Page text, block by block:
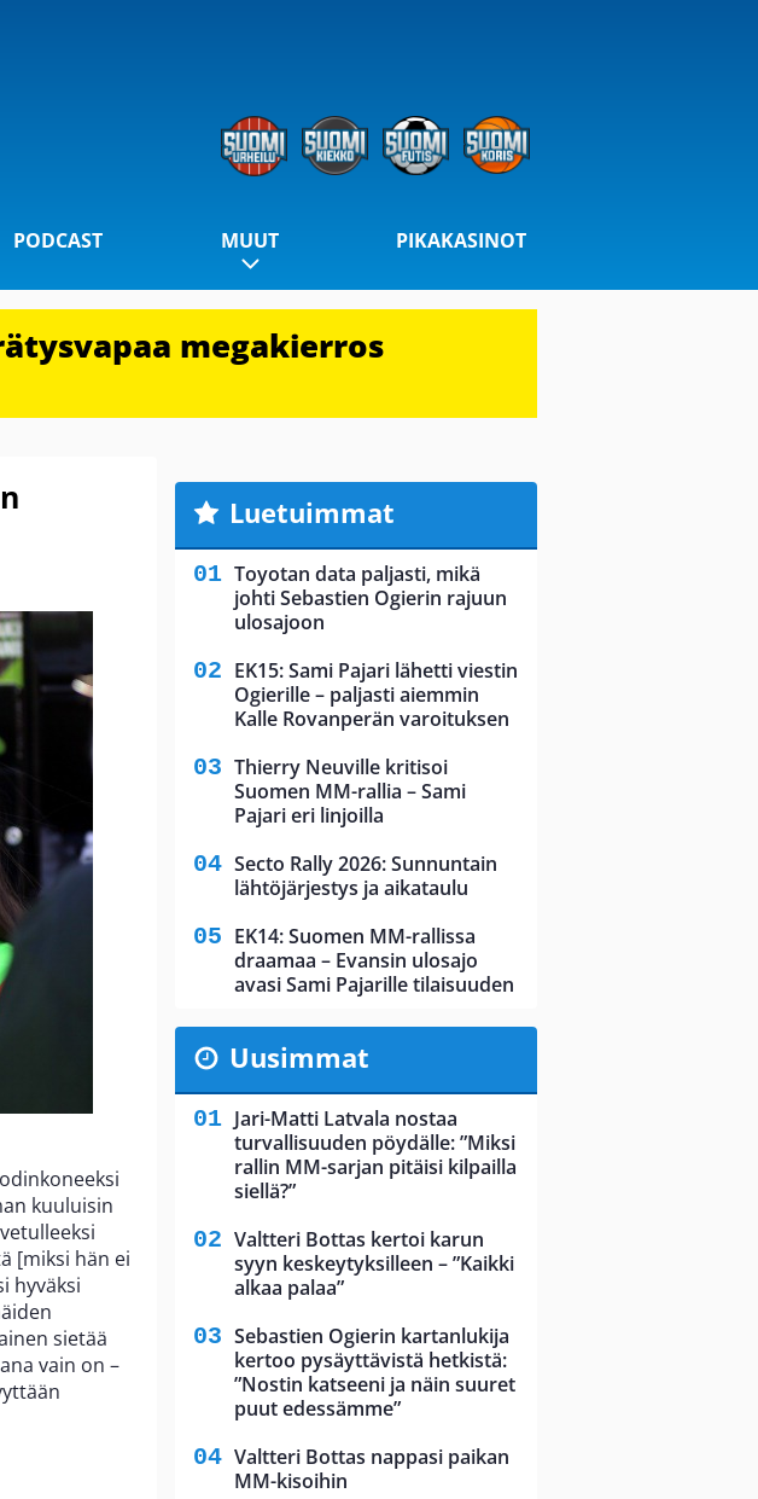
PODCAST MUUT PIKAKASINOT
megakierros
kuuluisin
[miksi hän ei
hyväksi
sietää
vain on –
Luetuimmat
Toyotan data paljasti, mikä
johti Sebastien Ogierin rajuun
ulosajoon
EK15: Sami Pajari lähetti viestin
Ogierille – paljasti aiemmin
Kalle Rovanperän varoituksen
Thierry Neuville kritisoi
Suomen MM-rallia – Sami
Pajari eri linjoilla
Secto Rally 2026: Sunnuntain
lähtöjärjestys ja aikataulu
EK14: Suomen MM-rallissa
draamaa – Evansin ulosajo
avasi Sami Pajarille tilaisuuden
Uusimmat
Jari-Matti Latvala nostaa
turvallisuuden pöydälle: ”Miksi
rallin MM-sarjan pitäisi kilpailla
siellä?”
Valtteri Bottas kertoi karun
syyn keskeytyksilleen – ”Kaikki
alkaa palaa”
Sebastien Ogierin kartanlukija
kertoo pysäyttävistä hetkistä:
”Nostin katseeni ja näin suuret
puut edessämme”
Valtteri Bottas nappasi paikan
MM-kisoihin